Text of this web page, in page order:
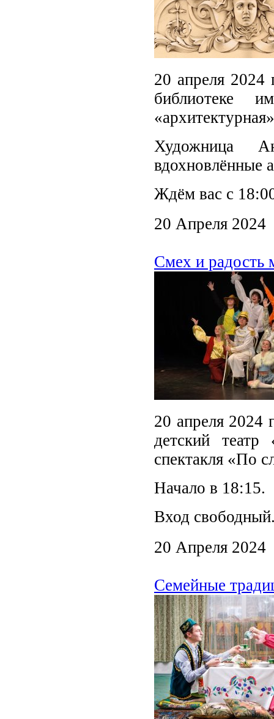
20 апреля 2024
библиотеке
Художница
вдохновлённые
Ждём вас с
20 Апреля 2024
Смех и
20 апреля 2024
детский театр
спектакля «По
Начало в 18:15.
Вход
20 Апреля 2024
Семейные